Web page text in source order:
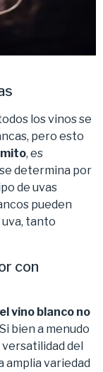
los vinos se
pero esto
, es
se determina por
de uvas
pueden
tanto
con
el vino blanco no
bien a menudo
del
amplia variedad